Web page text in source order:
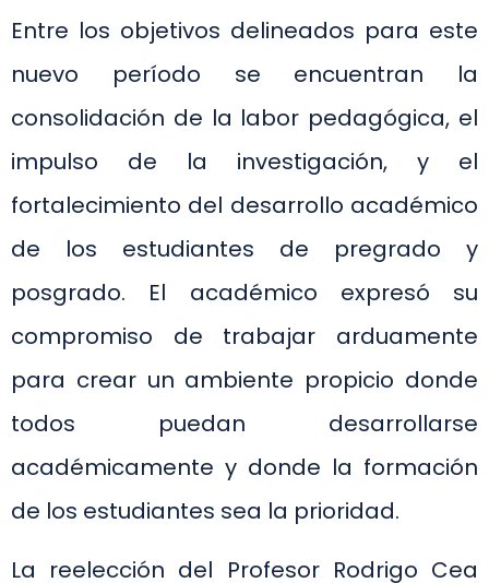
Entre los objetivos delineados para este
nuevo período se encuentran la
consolidación de la labor pedagógica, el
impulso de la investigación, y el
fortalecimiento del desarrollo académico
de los estudiantes de pregrado y
posgrado. El académico expresó su
compromiso de trabajar arduamente
para crear un ambiente propicio donde
todos puedan desarrollarse
académicamente y donde la formación
de los estudiantes sea la prioridad.
La reelección del Profesor Rodrigo Cea